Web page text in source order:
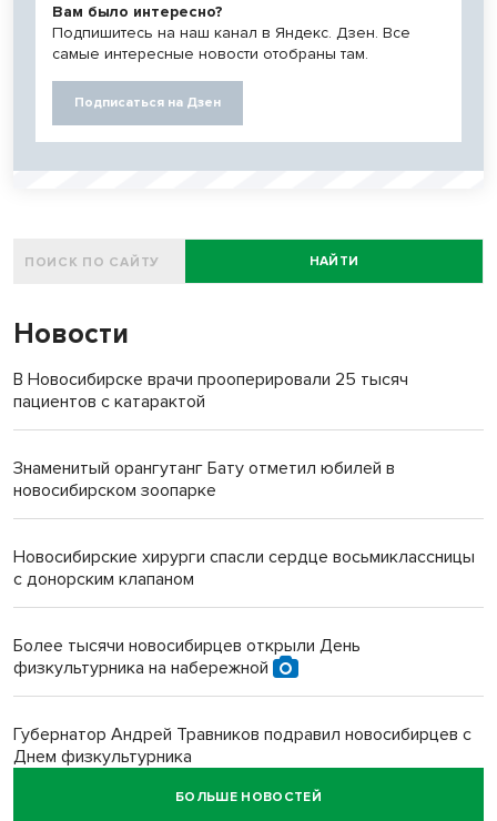
Вам было интересно?
Подпишитесь на наш канал в Яндекс. Дзен. Все
самые интересные новости отобраны там.
Подписаться на Дзен
НАЙТИ
Новости
В Новосибирске врачи прооперировали 25 тысяч
пациентов с катарактой
Знаменитый орангутанг Бату отметил юбилей в
новосибирском зоопарке
Новосибирские хирурги спасли сердце восьмиклассницы
с донорским клапаном
Более тысячи новосибирцев открыли День
физкультурника на набережной
Губернатор Андрей Травников подравил новосибирцев с
Днем физкультурника
БОЛЬШЕ НОВОСТЕЙ